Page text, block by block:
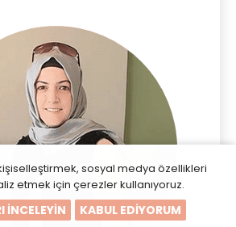
sosyal medya özellikleri
etmek için çerezler kullanıyoruz.
İNCELEYİN KABUL EDİYORUM